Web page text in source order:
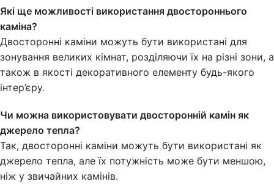
Які ще можливості використання двостороннього
каміна?
Двосторонні каміни можуть бути використані для
зонування великих кімнат, розділяючи їх на різні зони, а
також в якості декоративного елементу будь-якого
інтер’єру.
Чи можна використовувати двосторонній камін як
джерело тепла?
Так, двосторонні каміни можуть бути використані як
джерело тепла, але їх потужність може бути меншою,
ніж у звичайних камінів.